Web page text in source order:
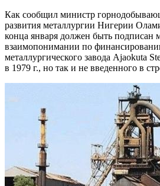
Как сообщил министр
развития металлургии Нигерии
конца января должен быть подписан
взаимопонимании по
металлургического завода Ajaokuta
в 1979 г., но так и не введенного в